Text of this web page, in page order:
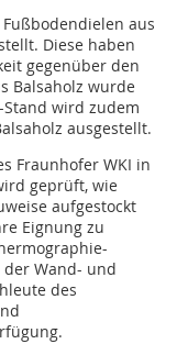
aus
Diese haben
gegenüber den
Balsaholz wurde
wird zudem
ausgestellt.
Fraunhofer WKI in
geprüft, wie
aufgestockt
Eignung zu
der Wand- und
des